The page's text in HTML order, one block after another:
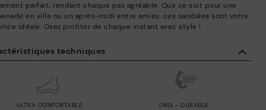
techniques
ULTRA CONFORTABLE LWG - DURABLE
parfait, rendant chaque pas agréable. Que ce soit pour une
en ville ou un après-midi entre amies, ces sandales sont votre
idéale. Osez profiter de chaque instant avec style !